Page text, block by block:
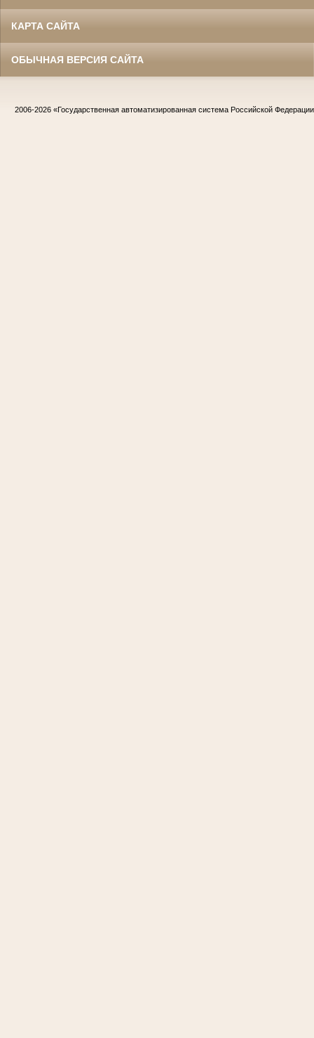
КАРТА САЙТА
ОБЫЧНАЯ ВЕРСИЯ САЙТА
2006-2026 «Государственная автоматизированная система Российской